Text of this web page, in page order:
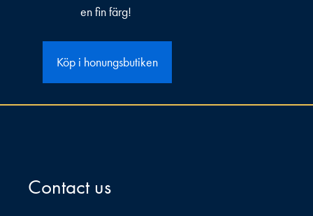
en fin färg!
Köp i honungsbutiken
Contact us